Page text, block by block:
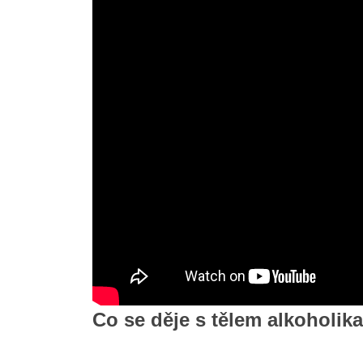
Co se děje s tělem